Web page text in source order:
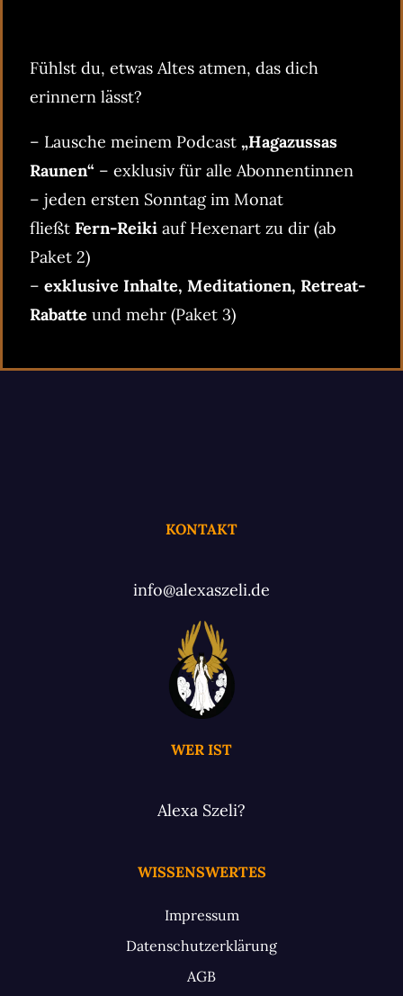
Fühlst du, etwas Altes atmen, das dich
erinnern lässt?
– Lausche meinem Podcast „Hagazussas
Raunen“ – exklusiv für alle Abonnentinnen
– jeden ersten Sonntag im Monat
fließt Fern-Reiki auf Hexenart zu dir (ab
Paket 2)
– exklusive Inhalte, Meditationen, Retreat-
Rabatte und mehr (Paket 3)
KONTAKT
info@alexaszeli.de
WER IST
Alexa Szeli?
WISSENSWERTES
Impressum
Datenschutzerklärung
AGB